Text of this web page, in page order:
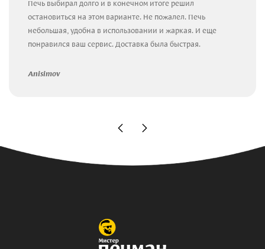
Печь выбирал долго и в конечном итоге решил
остановиться на этом варианте. Не пожалел. Печь
небольшая, удобна в использовании и жаркая. И еще
понравился ваш сервис. Доставка была быстрая.
Anisimov